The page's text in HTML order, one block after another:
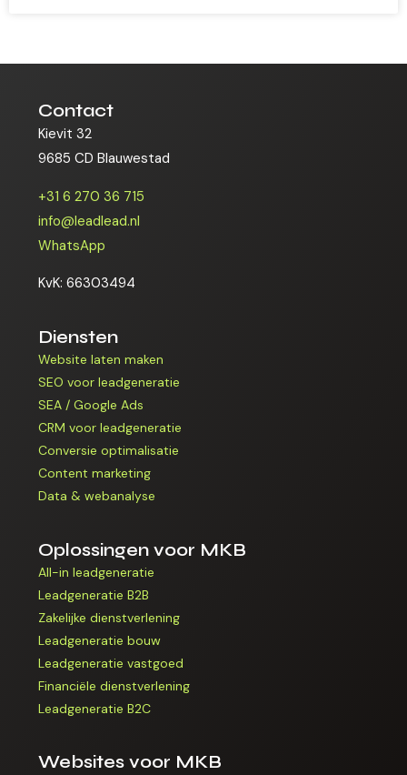
Contact
Kievit 32
9685 CD Blauwestad
+31 6 270 36 715
info@leadlead.nl
WhatsApp
KvK: 66303494
Diensten
Website laten maken
SEO voor leadgeneratie
SEA / Google Ads
CRM voor leadgeneratie
Conversie optimalisatie
Content marketing
Data & webanalyse
Oplossingen voor MKB
All-in leadgeneratie
Leadgeneratie B2B
Zakelijke dienstverlening
Leadgeneratie bouw
Leadgeneratie vastgoed
Financiële dienstverlening
Leadgeneratie B2C
Websites voor MKB